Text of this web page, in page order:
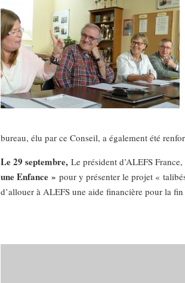
bureau, élu par ce Conseil, a également été
Le 29 septembre, Le président d’ALEFS
une Enfance » pour y présenter le projet «
d’allouer à ALEFS une aide financière pour la